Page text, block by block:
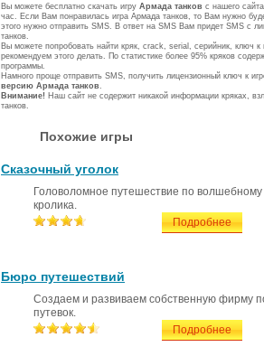
Вы можете бесплатно скачать игру Армада танков с нашего
час. Если Вам понравилась игра Армада танков, то Вам нужно
этого нужно отправить SMS. В ответ на SMS Вам придет SMS с
танков.
Вы можете попробовать найти кряк, crack, serial, серийник, ключ
рекомендуем этого делать. По статистике более 95% кряков
программы.
Намного проще отправить SMS, получить лицензионный ключ к
версию Армада танков.
Внимание! Наш сайт не содержит никакой информации кряках,
танков.
Похожие игры
Сказочный уголок
Головоломное путешествие по волшебному
кролика.
Подробнее
Бюро путешествий
Создаем и развиваем собственную фирму
путевок.
Подробнее